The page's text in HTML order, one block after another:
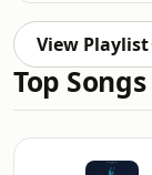
View Playlist
Top Songs